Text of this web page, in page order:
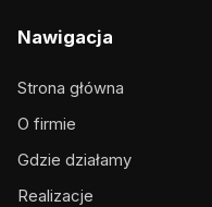
Nawigacja
Strona główna
O firmie
Gdzie działamy
Realizacje